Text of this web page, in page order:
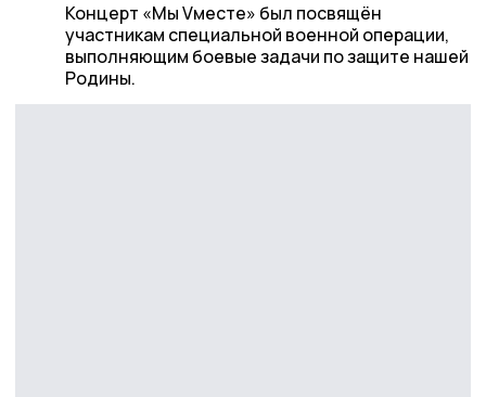
Концерт «Мы Vместе» был посвящён
участникам специальной военной операции,
выполняющим боевые задачи по защите нашей
Родины.